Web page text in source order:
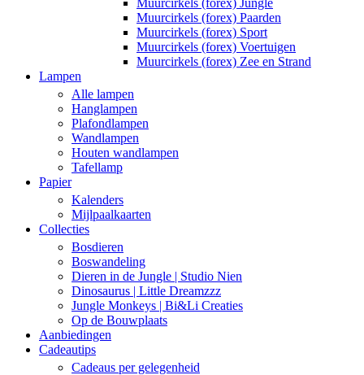
Muurcirkels (forex) Jungle
Muurcirkels (forex) Paarden
Muurcirkels (forex) Sport
Muurcirkels (forex) Voertuigen
Muurcirkels (forex) Zee en Strand
Lampen
Alle lampen
Hanglampen
Plafondlampen
Wandlampen
Houten wandlampen
Tafellamp
Papier
Kalenders
Mijlpaalkaarten
Collecties
Bosdieren
Boswandeling
Dieren in de Jungle | Studio Nien
Dinosaurus | Little Dreamzzz
Jungle Monkeys | Bi&Li Creaties
Op de Bouwplaats
Aanbiedingen
Cadeautips
Cadeaus per gelegenheid